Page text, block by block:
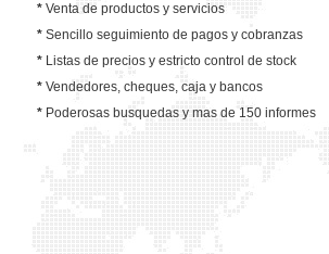
* Venta de productos y servicios
* Sencillo seguimiento de pagos y cobranzas
* Listas de precios y estricto control de stock
* Vendedores, cheques, caja y bancos
* Poderosas busquedas y mas de 150 informes